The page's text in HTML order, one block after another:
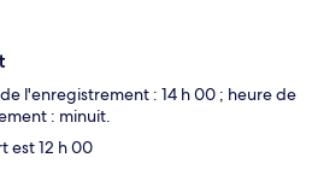
l'enregistrement : 14 h 00 ; heure de
: minuit.
est 12 h 00